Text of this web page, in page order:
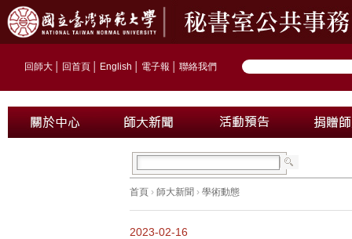
回師大 回首頁 English 電子報 聯絡我們
首頁 › 師大新聞 › 學術動態
2023-02-16